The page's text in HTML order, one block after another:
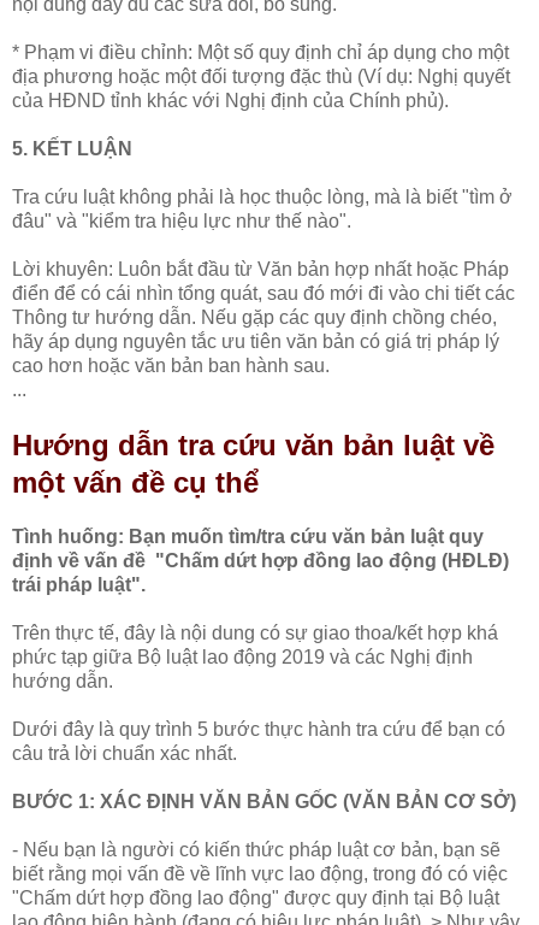
* Phạm vi điều chỉnh: Một số quy định chỉ áp dụng cho một
địa phương hoặc một đối tượng đặc thù (Ví dụ: Nghị quyết
của HĐND tỉnh khác với Nghị định của Chính phủ).
5. KẾT LUẬN
Tra cứu luật không phải là học thuộc lòng, mà là biết "tìm ở
đâu" và "kiểm tra hiệu lực như thế nào".
Lời khuyên: Luôn bắt đầu từ Văn bản hợp nhất hoặc Pháp
điển để có cái nhìn tổng quát, sau đó mới đi vào chi tiết các
Thông tư hướng dẫn. Nếu gặp các quy định chồng chéo,
hãy áp dụng nguyên tắc ưu tiên văn bản có giá trị pháp lý
cao hơn hoặc văn bản ban hành sau.
...
Hướng dẫn tra cứu văn bản luật về
một vấn đề cụ thể
Tình huống: Bạn muốn tìm/tra cứu văn bản luật quy
định về vấn đề "Chấm dứt hợp đồng lao động (HĐLĐ)
trái pháp luật".
Trên thực tế, đây là nội dung có sự giao thoa/kết hợp khá
phức tạp giữa Bộ luật lao động 2019 và các Nghị định
hướng dẫn.
Dưới đây là quy trình 5 bước thực hành tra cứu để bạn có
câu trả lời chuẩn xác nhất.
BƯỚC 1: XÁC ĐỊNH VĂN BẢN GỐC (VĂN BẢN CƠ SỞ)
- Nếu bạn là người có kiến thức pháp luật cơ bản, bạn sẽ
biết rằng mọi vấn đề về lĩnh vực lao động, trong đó có việc
"Chấm dứt hợp đồng lao động" được quy định tại Bộ luật